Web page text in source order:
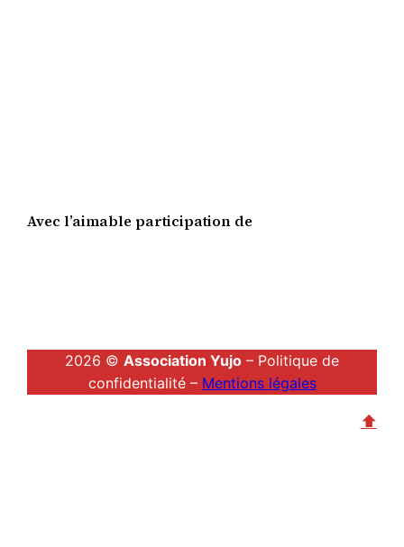
Avec l’aimable participation de
2026 © Association Yujo – Politique de
confidentialité – Mentions légales
⬆︎